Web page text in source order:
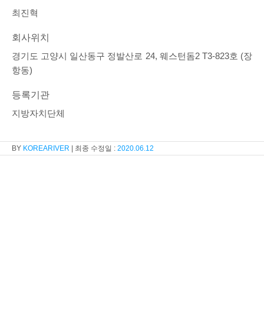
최진혁
회사위치
경기도 고양시 일산동구 정발산로 24, 웨스턴돔2 T3-823호 (장
항동)
등록기관
지방자치단체
KOREARIVER 2020.06.12